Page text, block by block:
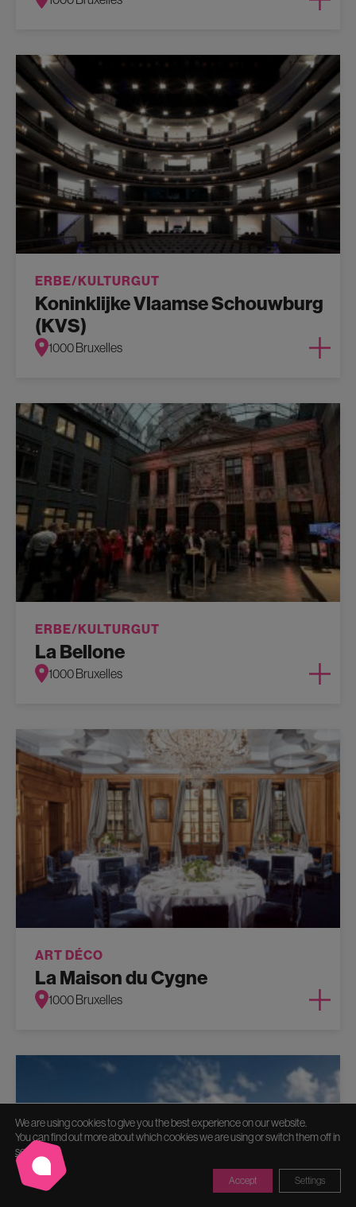
ERBE/KULTURGUT
Koninklijke Vlaamse Schouwburg
(KVS)
1000 Bruxelles
ERBE/KULTURGUT
La Bellone
1000 Bruxelles
ART DÉCO
La Maison du Cygne
1000 Bruxelles
We are using cookies to give you the best experience on our website.
You can find out more about which cookies we are using or switch them off in
settings
Settings
Accept